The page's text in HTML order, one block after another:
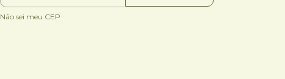
Não sei meu CEP